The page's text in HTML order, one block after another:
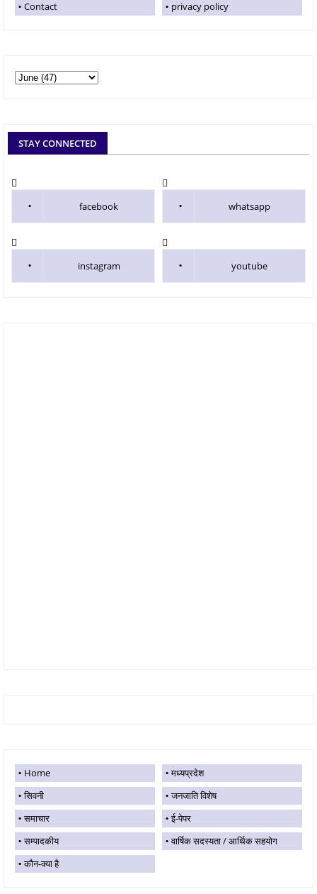
Contact privacy policy
STAY CONNECTED
facebook whatsapp
instagram youtube
Home
मध्यप्रदेश
सिवनी
जनजाति विशेष
समाचार
ई-पेपर
सम्पादकीय
वार्षिक सदस्यता / आर्थिक सहयोग
कौन-क्या है